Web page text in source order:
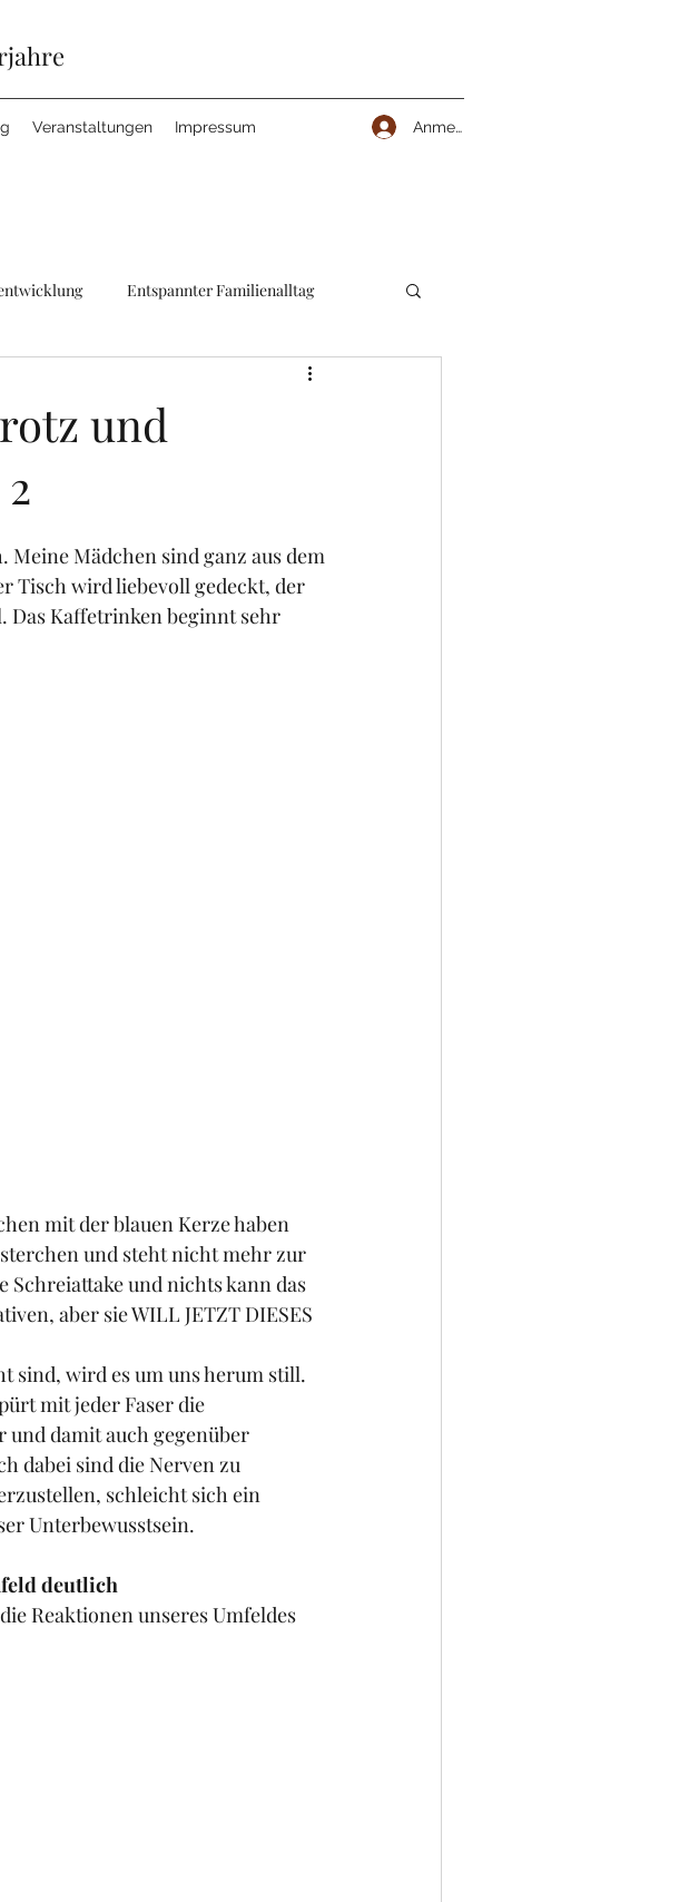
Veranstaltungen Impressum Anmelden
Entspannter Familienalltag
und
Meine Mädchen sind ganz aus dem
Tisch wird liebevoll gedeckt, der
Das Kaffetrinken beginnt sehr
mit der blauen Kerze haben
und steht nicht mehr zur
und nichts kann das
aber sie WILL JETZT DIESES
sind, wird es um uns herum still.
mit jeder Faser die
und damit auch gegenüber
dabei sind die Nerven zu
schleicht sich ein
Unterbewusstsein.
deutlich
Reaktionen unseres Umfeldes